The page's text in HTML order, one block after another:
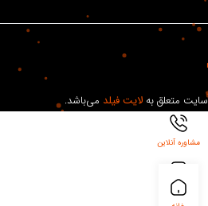
متعلق بهلایت فیلدمی‌باشد.
مشاوره آنلاین
بلاگ